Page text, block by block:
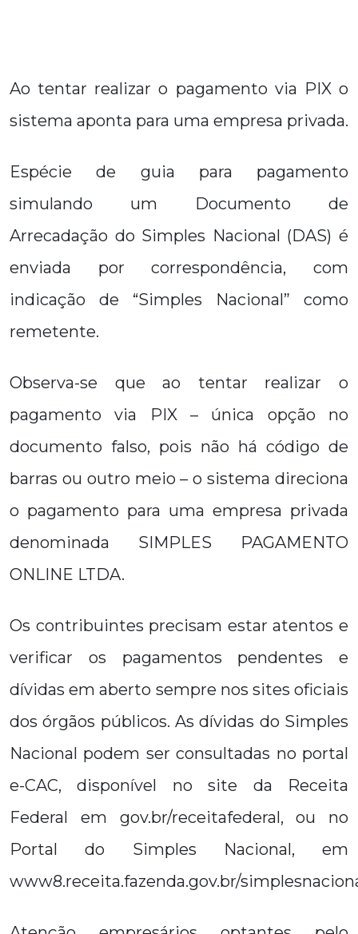
Ao tentar realizar o pagamento via PIX o
sistema aponta para uma empresa privada.
Espécie de guia para pagamento
simulando um Documento de
Arrecadação do Simples Nacional (DAS) é
enviada por correspondência, com
indicação de “Simples Nacional” como
remetente.
Observa-se que ao tentar realizar o
pagamento via PIX – única opção no
documento falso, pois não há código de
barras ou outro meio – o sistema direciona
o pagamento para uma empresa privada
denominada SIMPLES PAGAMENTO
ONLINE LTDA.
Os contribuintes precisam estar atentos e
verificar os pagamentos pendentes e
dívidas em aberto sempre nos sites oficiais
dos órgãos públicos. As dívidas do Simples
Nacional podem ser consultadas no portal
e-CAC, disponível no site da Receita
Federal em gov.br/receitafederal, ou no
Portal do Simples Nacional, em
www8.receita.fazenda.gov.br/